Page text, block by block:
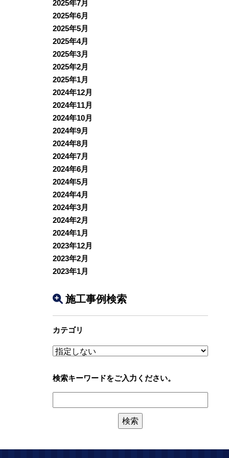
2025年7月
2025年6月
2025年5月
2025年4月
2025年3月
2025年2月
2025年1月
2024年12月
2024年11月
2024年10月
2024年9月
2024年8月
2024年7月
2024年6月
2024年5月
2024年4月
2024年3月
2024年2月
2024年1月
2023年12月
2023年2月
2023年1月
施工事例検索
カテゴリ
検索キーワードをご入力ください。